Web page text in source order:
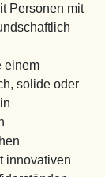
Personen mit
einem
solide oder
innovativen